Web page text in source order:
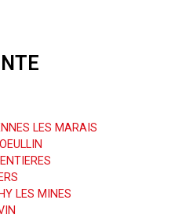
LES MARAIS
LES MINES